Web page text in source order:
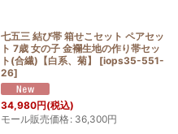
七五三 結び帯 箱せこセット ペアセッ
ト 7歳 女の子 金襴生地の作り帯セッ
ト(合繊)【白系、菊】
[iops35-551-
26]
34,980円(税込)
モール販売価格: 36,300円